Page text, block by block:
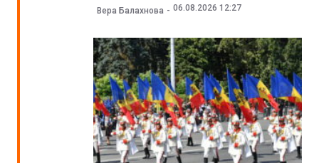
Вера Балахнова 06.08.2026 12:27